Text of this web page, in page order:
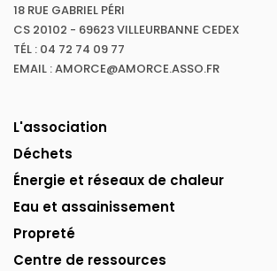
18 RUE GABRIEL PÉRI
CS 20102 - 69623 VILLEURBANNE CEDEX
TÉL : 04 72 74 09 77
EMAIL : AMORCE@AMORCE.ASSO.FR
L'association
Déchets
Énergie et réseaux de chaleur
Eau et assainissement
Propreté
Centre de ressources